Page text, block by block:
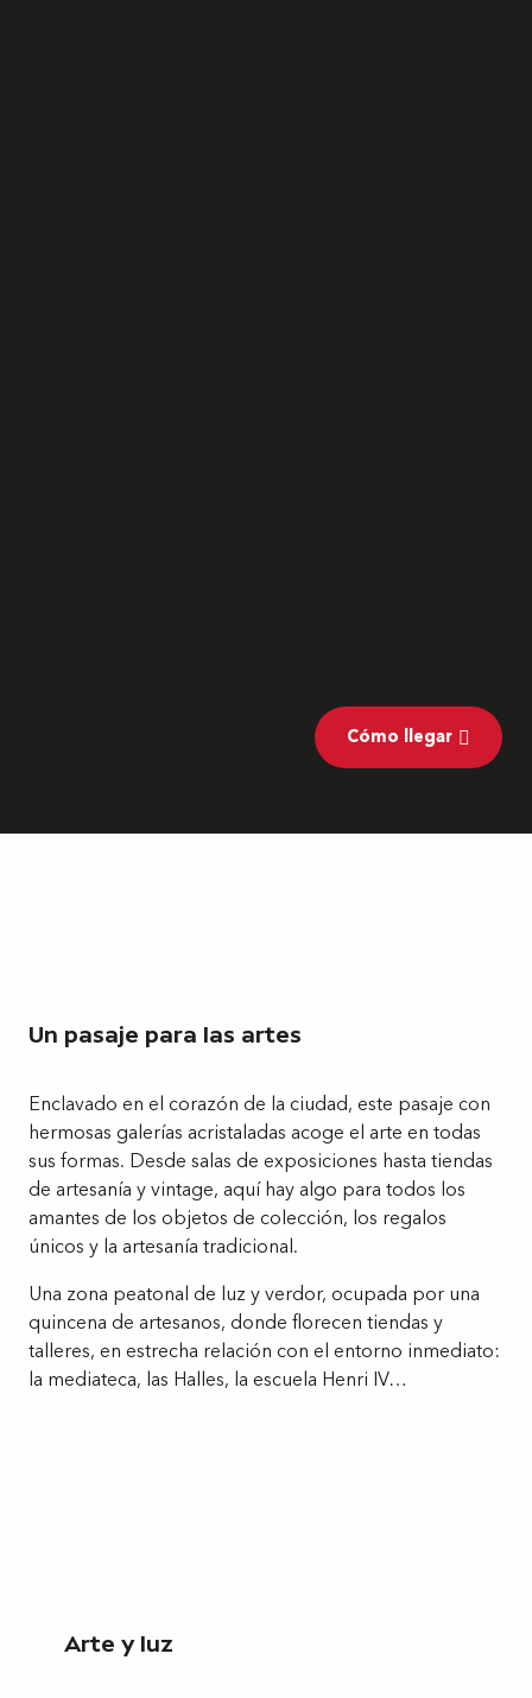
Cómo llegar
Un pasaje para las artes
Enclavado en el corazón de la ciudad, este pasaje con
hermosas galerías acristaladas acoge el arte en todas
sus formas. Desde salas de exposiciones hasta tiendas
de artesanía y vintage, aquí hay algo para todos los
amantes de los objetos de colección, los regalos
únicos y la artesanía tradicional.
Una zona peatonal de luz y verdor, ocupada por una
quincena de artesanos, donde florecen tiendas y
talleres, en estrecha relación con el entorno inmediato:
la mediateca, las Halles, la escuela Henri IV…
Arte y luz